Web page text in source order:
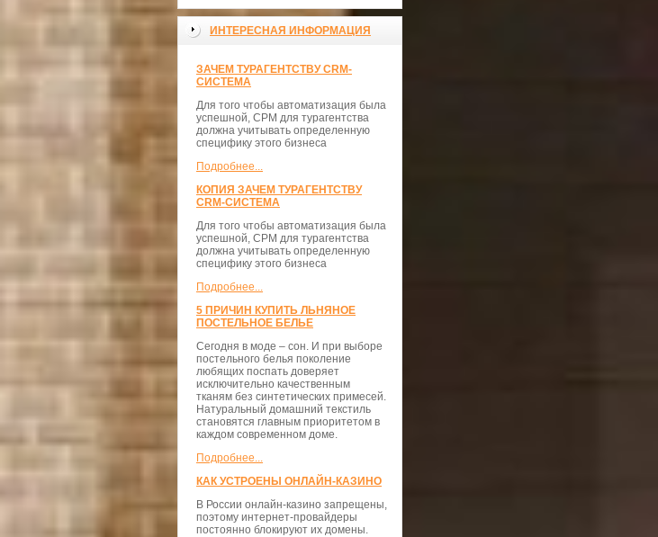
ИНТЕРЕСНАЯ ИНФОРМАЦИЯ
ЗАЧЕМ ТУРАГЕНТСТВУ CRM-
СИСТЕМА
Для того чтобы автоматизация была
успешной, СРМ для турагентства
должна учитывать определенную
специфику этого бизнеса
Подробнее...
КОПИЯ ЗАЧЕМ ТУРАГЕНТСТВУ
CRM-СИСТЕМА
Для того чтобы автоматизация была
успешной, СРМ для турагентства
должна учитывать определенную
специфику этого бизнеса
Подробнее...
5 ПРИЧИН КУПИТЬ ЛЬНЯНОЕ
ПОСТЕЛЬНОЕ БЕЛЬЕ
Сегодня в моде – сон. И при выборе
постельного белья поколение
любящих поспать доверяет
исключительно качественным
тканям без синтетических примесей.
Натуральный домашний текстиль
становятся главным приоритетом в
каждом современном доме.
Подробнее...
КАК УСТРОЕНЫ ОНЛАЙН-КАЗИНО
В России онлайн-казино запрещены,
поэтому интернет-провайдеры
постоянно блокируют их домены.